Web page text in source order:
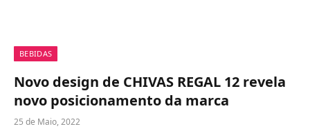
BEBIDAS
Novo design de CHIVAS REGAL 12 revela
novo posicionamento da marca
25 de Maio, 2022